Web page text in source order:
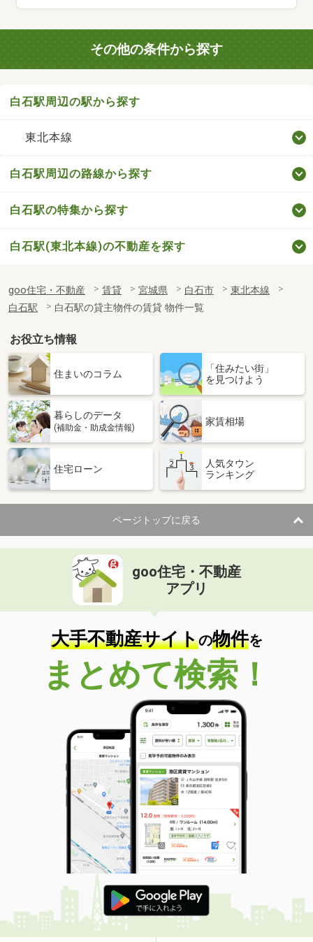
その他の条件から探す
白石駅周辺の駅から探す
東北本線
白石駅周辺の路線から探す
白石駅の特集から探す
白石駅(東北本線)の不動産を探す
goo住宅・不動産 賃貸 宮城県 白石市
東北本線
白石駅
白石駅の貸主物件の賃貸 物件一覧
お役立ち情報
住まいのコラム
「住みたい街」
を見つけよう
暮らしのデータ
(補助金・助成金情報)
家賃相場
住宅ローン
人気タウン
ランキング
ページトップに戻る
goo住宅・不動産
アプリ
大手不動産サイトの物件を
まとめて検索！